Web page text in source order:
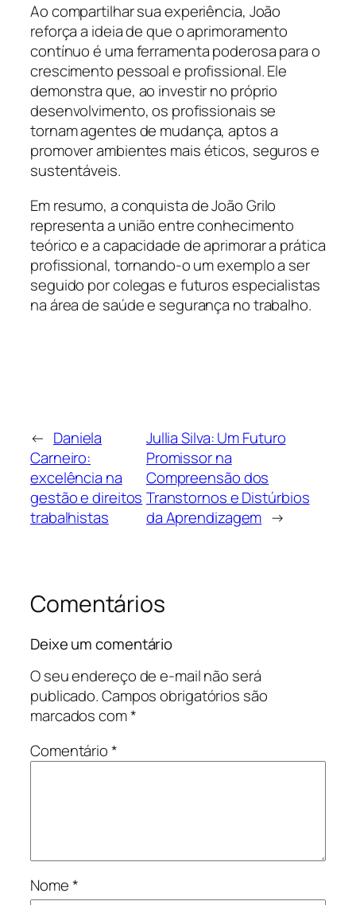
Ao compartilhar sua experiência, João
reforça a ideia de que o aprimoramento
contínuo é uma ferramenta poderosa para o
crescimento pessoal e profissional. Ele
demonstra que, ao investir no próprio
desenvolvimento, os profissionais se
tornam agentes de mudança, aptos a
promover ambientes mais éticos, seguros e
sustentáveis.
Em resumo, a conquista de João Grilo
representa a união entre conhecimento
teórico e a capacidade de aprimorar a prática
profissional, tornando-o um exemplo a ser
seguido por colegas e futuros especialistas
na área de saúde e segurança no trabalho.
← Daniela
Carneiro:
excelência na
gestão e direitos
trabalhistas
Jullia Silva: Um Futuro
Promissor na
Compreensão dos
Transtornos e Distúrbios
da Aprendizagem →
Comentários
Deixe um comentário
O seu endereço de e-mail não será
publicado.Campos obrigatórios são
marcados com*
Comentário*
Nome*